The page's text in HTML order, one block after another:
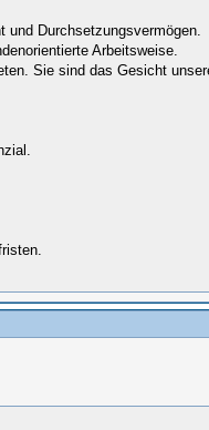
Durchsetzungsvermögen.
Arbeitsweise.
Sie sind das Gesicht